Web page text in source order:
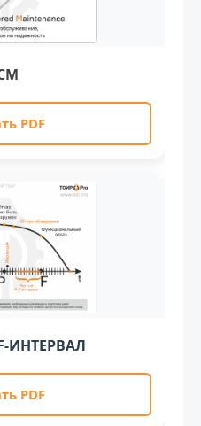
PDF
ИНТЕРВАЛ
PDF